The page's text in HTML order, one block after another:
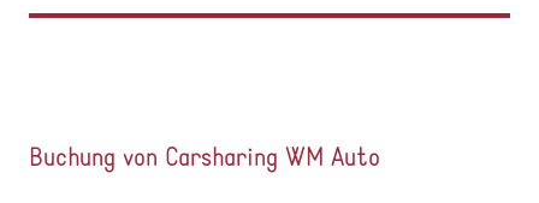
Buchung von Carsharing WM Auto